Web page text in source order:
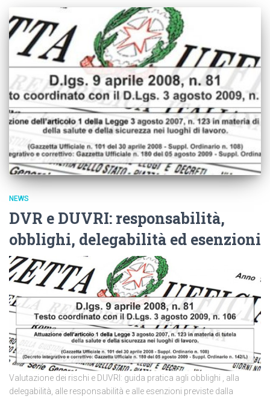
NEWS
DVR e DUVRI: responsabilità,
obblighi, delegabilità ed esenzioni
Valutazione dei rischi e DUVRI: guida pratica agli obblighi , alla
delegabilità, alle responsabilità e alle esenzioni previste dalla